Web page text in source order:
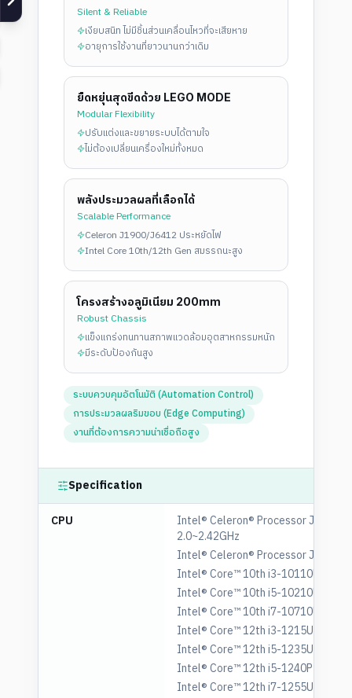
Silent & Reliable
เงียบสนิท ไม่มีชิ้นส่วนเคลื่อนไหวที่จะเสียหาย
อายุการใช้งานที่ยาวนานกว่าเดิม
ยืดหยุ่นสุดขีดด้วย LEGO MODE
Modular Flexibility
ปรับแต่งและขยายระบบได้ตามใจ
ไม่ต้องเปลี่ยนเครื่องใหม่ทั้งหมด
พลังประมวลผลที่เลือกได้
Scalable Performance
Celeron J1900/J6412 ประหยัดไฟ
Intel Core 10th/12th Gen สมรรถนะสูง
โครงสร้างอลูมิเนียม 200mm
Robust Chassis
แข็งแกร่งทนทานสภาพแวดล้อมอุตสาหกรรมหนัก
มีระดับป้องกันสูง
ระบบควบคุมอัตโนมัติ (Automation Control)
การประมวลผลริมขอบ (Edge Computing)
งานที่ต้องการความน่าเชื่อถือสูง
Specification
CPU
Intel® Celeron® Processor J1900
2.0~2.42GHz
Intel® Celeron® Processor J6412
Intel® Core™ 10th i3-10110U
Intel® Core™ 10th i5-10210U
Intel® Core™ 10th i7-10710U
Intel® Core™ 12th i3-1215U
Intel® Core™ 12th i5-1235U
Intel® Core™ 12th i5-1240P
Intel® Core™ 12th i7-1255U